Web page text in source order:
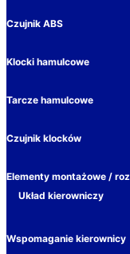
Czujnik ABS
Klocki hamulcowe
Tarcze hamulcowe
Czujnik klocków
Elementy montażowe /
Układ kierowniczy
Wspomaganie kierownicy